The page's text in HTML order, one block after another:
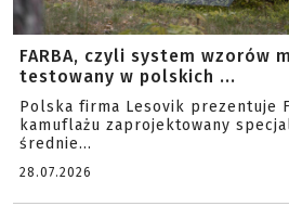
FARBA, czyli system wzorów
testowany w polskich ...
Polska firma Lesovik prezentuje
kamuflażu zaprojektowany
średnie...
28.07.2026